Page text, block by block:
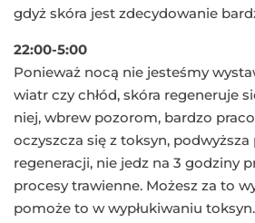
gdyż skóra jest zdecydowanie
22:00-5:00
Ponieważ nocą nie jesteśmy
wiatr czy chłód, skóra regeneruje
niej, wbrew pozorom, bardzo
oczyszcza się z toksyn,
regeneracji, nie jedz na 3 godziny
procesy trawienne. Możesz za to
pomoże to w wypłukiwaniu toksyn.